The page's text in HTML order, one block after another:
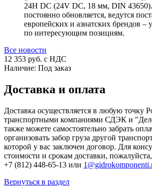
24H DC (24V DC, 18 мм, DIN
постоянно обновляется, ведутся
европейских и азиатских брендов –
по интересующим позициям.
Все новости
12 353 руб. с НДС
Наличие: Под заказ
Доставка и оплата
Доставка осуществляется в любую точку
транспортными компаниями СДЭК и
также можете самостоятельно забрать
организовать забор груза другой
которой у вас заключен договор. Для
стоимости и срокам доставки,
+7 (812) 448-65-13 или
Вернуться в раздел